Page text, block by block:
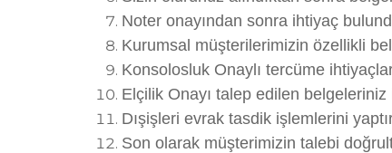
Noter onayından sonra ihtiyaç
Kurumsal müşterilerimizin özellikli
Konsolosluk Onaylı tercüme
Elçilik Onayı talep edilen
Dışişleri evrak tasdik işlemlerini
Son olarak müşterimizin talebi